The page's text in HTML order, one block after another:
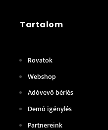
Tartalom
Rovatok
Webshop
Adóvevő bérlés
Demó igénylés
Partnereink